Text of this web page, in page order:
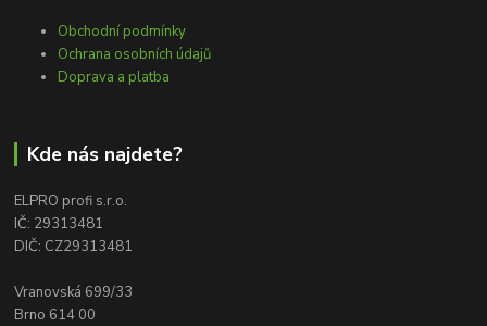
Obchodní podmínky
Ochrana osobních údajů
Doprava a platba
Kde nás najdete?
ELPRO profi s.r.o.
IČ: 29313481
DIČ: CZ29313481
Vranovská 699/33
Brno 614 00